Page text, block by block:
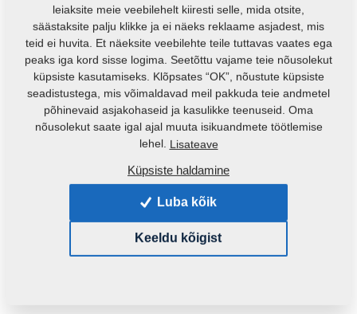
3009598
Algne katalooginumber:
3003045
See varuosa sobib ka järgmistele masinatele:
KOMPAKTOMAT
leiaksite meie veebilehelt kiiresti selle, mida otsite,
säästaksite palju klikke ja ei näeks reklaame asjadest, mis
teid ei huvita. Et näeksite veebilehte teile tuttavas vaates ega
peaks iga kord sisse logima. Seetõttu vajame teie nõusolekut
küpsiste kasutamiseks. Klõpsates “OK”, nõustute küpsiste
seadistustega, mis võimaldavad meil pakkuda teie andmetel
põhinevaid asjakohaseid ja kasulikke teenuseid. Oma
nõusolekut saate igal ajal muuta isikuandmete töötlemise
lehel. Lisateave
Küpsiste haldamine
Luba kõik
Keeldu kõigist